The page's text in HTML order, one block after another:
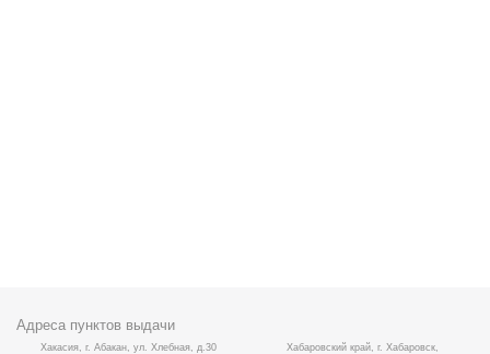
Адреса пунктов выдачи
Хакасия, г. Абакан, ул. Хлебная, д.30
Хабаровский край, г. Хабаровск,